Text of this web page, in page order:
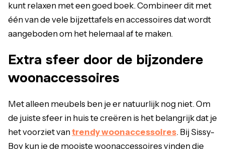
kunt relaxen met een goed boek. Combineer dit met
één van de vele bijzettafels en accessoires dat wordt
aangeboden om het helemaal af te maken.
Extra sfeer door de bijzondere
woonaccessoires
Met alleen meubels ben je er natuurlijk nog niet. Om
de juiste sfeer in huis te creëren is het belangrijk dat je
het voorziet vantrendy woonaccessoires. Bij Sissy-
Boy kun je de mooiste woonaccessoires vinden die